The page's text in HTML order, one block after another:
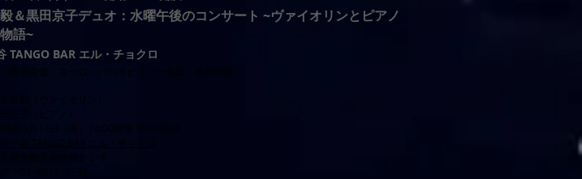
＆黒田京子デュオ：水曜午後のコンサート ~ヴァイオリンとピアノ
語~
TANGO BAR エル・チョクロ
年9月14日（水）14:00開場 15:00開演
司ヶ谷 TANGO BAR エル・チョクロ